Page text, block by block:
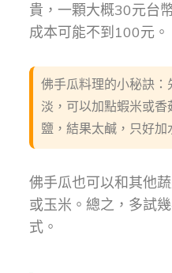
貴，一顆大概30元台
成本可能不到100元。
佛手瓜料理的小秘訣
淡，可以加點蝦米或
鹽，結果太鹹，只好加
佛手瓜也可以和其他
或玉米。總之，多試
式。